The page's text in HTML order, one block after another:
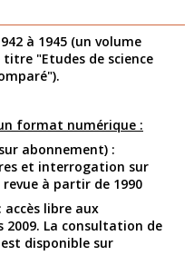
à 1945 (un volume
titre "Etudes de science
format numérique :
abonnement) :
et interrogation sur
à partir de 1990
: accès libre aux
2009. La consultation de
disponible sur